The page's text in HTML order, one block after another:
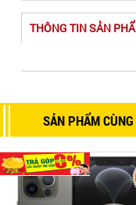
THÔNG TIN SẢN
SẢN PHẨM